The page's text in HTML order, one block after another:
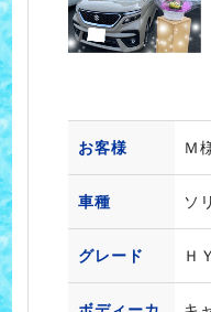
お客様 Ｍ
車種 ソ
グレード Ｈ